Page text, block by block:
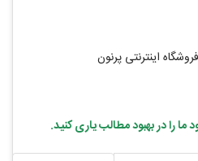
اینترنتی پرنون
ما را در بهبود مطالب یاری کنید.